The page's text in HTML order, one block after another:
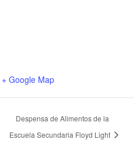
+ Google Map
Despensa de Alimentos de la
Escuela Secundaria Floyd Light